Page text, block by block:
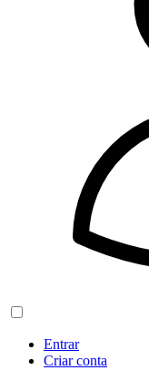
Entrar
Criar conta